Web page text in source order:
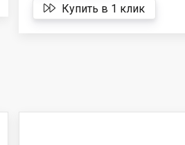
Купить в 1 клик